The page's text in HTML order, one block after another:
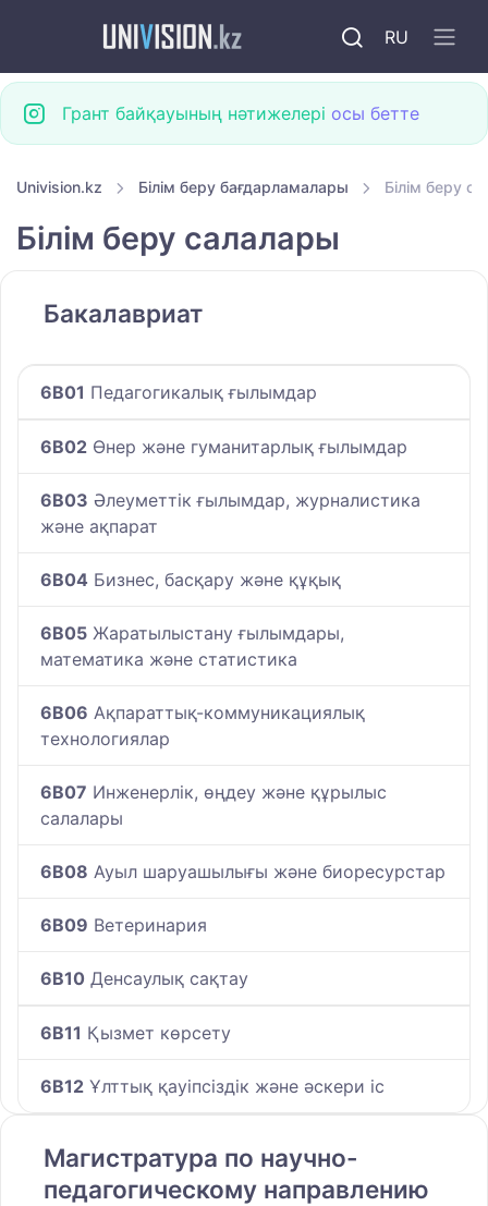
RU
Грант байқауының нәтижелері осы бетте
Univision.kz Білім беру бағдарламалары Білім беру
Білім беру салалары
Бакалавриат
6B01 Педагогикалық ғылымдар
6B02 Өнер және гуманитарлық ғылымдар
6B03 Әлеуметтік ғылымдар, журналистика
және ақпарат
6B04 Бизнес, басқару және құқық
6B05 Жаратылыстану ғылымдары,
математика және статистика
6B06 Ақпараттық-коммуникациялық
технологиялар
6B07 Инженерлік, өңдеу және құрылыс
салалары
6B08 Ауыл шаруашылығы және биоресурстар
6B09 Ветеринария
6B10 Денсаулық сақтау
6B11 Қызмет көрсету
6B12 Ұлттық қауіпсіздік және әскери іс
Магистратура по научно-
педагогическому направлению